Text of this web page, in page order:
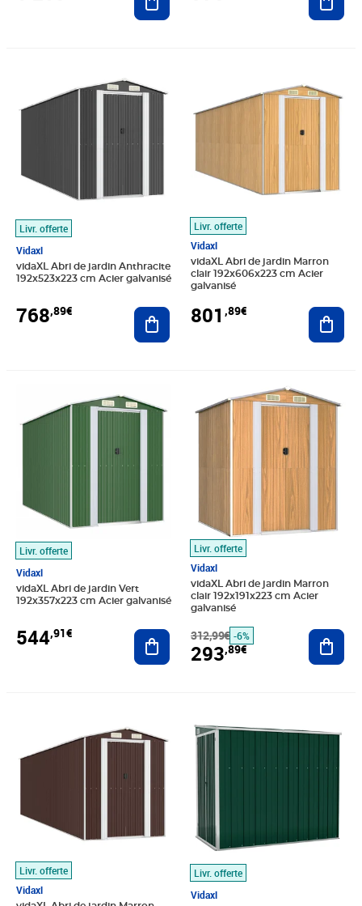
Livr. offerte
Vidaxl
vidaXL Abri de jardin Anthracite
192x523x223 cm Acier galvanisé
768,89€ Ajouter au panier
Livr. offerte
Vidaxl
vidaXL Abri de jardin Marron
clair 192x606x223 cm Acier
galvanisé
801 ,89€
Livr. offerte
Vidaxl
vidaXL Abri de jardin Vert
192x357x223 cm Acier galvanisé
544,91€ Ajouter au panier
Livr. offerte
Vidaxl
vidaXL Abri de jardin Marron
clair 192x191x223 cm Acier
galvanisé
312,99€
Prix barré 312,99€
-6%
293,89€
Prix 293,89€
Livr. offerte
Vidaxl
Livr. offerte
Vidaxl